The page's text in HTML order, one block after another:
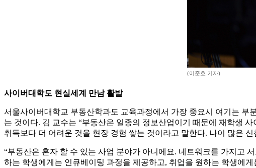
(이준호 기자)
사이버대학도 현실세계 만남 활발
서울사이버대학교 부동산학과도 교육과정에서 가장 중요시 여기는
는 것이다. 김 교수는 “부동산은 일종의 정보산업이기 때문에 재학생
취득보다 더 어려운 것을 현장 경험 쌓는 것이라고 말한다. 나이 많은
“부동산은 혼자 할 수 있는 사업 분야가 아니에요. 네트워크를 가지고
하는 학생에게는 인큐베이팅 과정을 제공하고, 취업을 원하는 학생에